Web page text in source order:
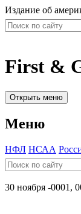
Издание об
First &
Открыть меню
Меню
НФЛ НСАА
30 ноября -0001,